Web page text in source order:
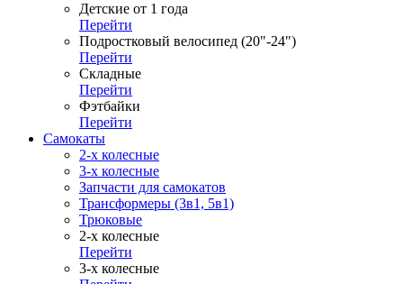
Детские от 1 года
Перейти
Подростковый велосипед (20"-24")
Перейти
Складные
Перейти
Фэтбайки
Перейти
Самокаты
2-х колесные
3-х колесные
Запчасти для самокатов
Трансформеры (3в1, 5в1)
Трюковые
2-х колесные
Перейти
3-х колесные